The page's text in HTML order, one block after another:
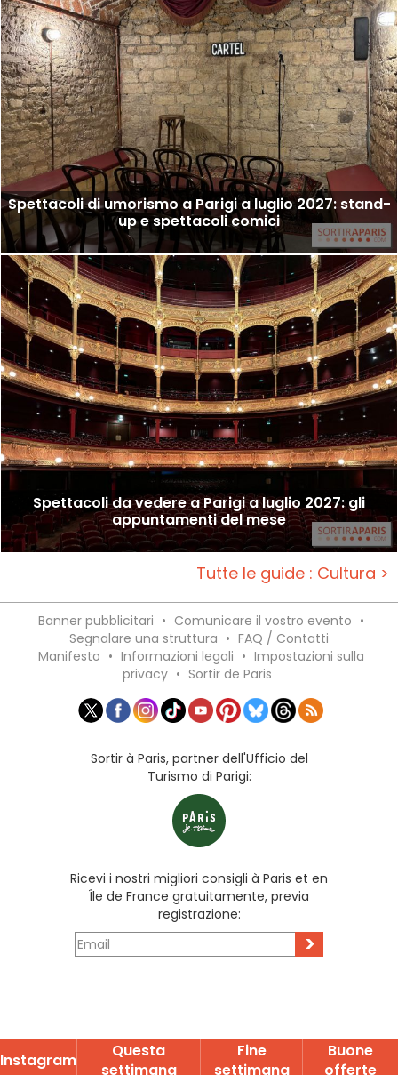
Spettacoli di umorismo a Parigi a luglio 2027: stand-
up e spettacoli comici
Spettacoli da vedere a Parigi a luglio 2027: gli
appuntamenti del mese
Tutte le guide : Cultura >
Banner pubblicitari • Comunicare il vostro evento •
Segnalare una struttura • FAQ / Contatti
Manifesto • Informazioni legali • Impostazioni sulla
privacy • Sortir de Paris
Sortir à Paris, partner dell'Ufficio del
Turismo di Parigi:
Ricevi i nostri migliori consigli à Paris et en
Île de France gratuitamente, previa
registrazione:
>
Instagram
Questa
settimana
Fine
settimana
Buone
offerte